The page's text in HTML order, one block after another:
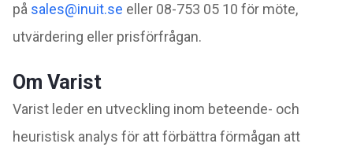
på sales@inuit.se eller 08-753 05 10 för möte,
utvärdering eller prisförfrågan.
Om Varist
Varist leder en utveckling inom beteende- och
heuristisk analys för att förbättra förmågan att